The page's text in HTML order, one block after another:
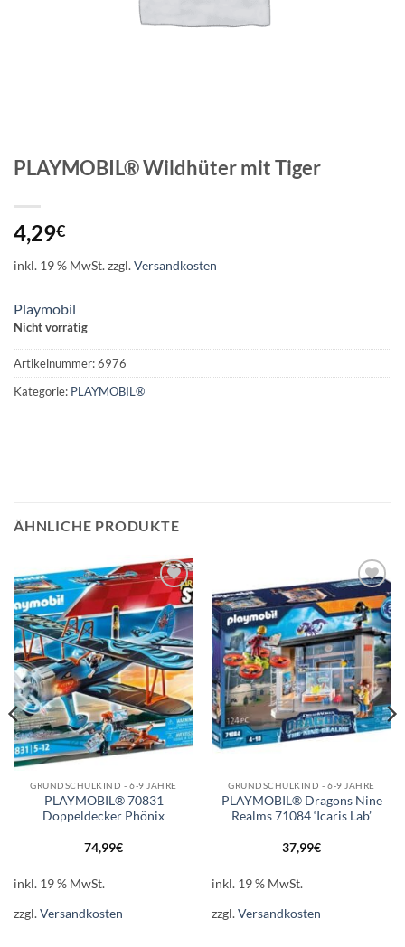
PLAYMOBIL® Wildhüter mit Tiger
4,29€
inkl. 19 % MwSt.zzgl.Versandkosten
Playmobil
Nicht vorrätig
Artikelnummer:6976
Kategorie: PLAYMOBIL®
ÄHNLICHE PRODUKTE
Auf die
Wunschliste
GRUNDSCHULKIND - 6-9 JAHRE
PLAYMOBIL® 70831
Doppeldecker Phönix
74,99€
inkl. 19 % MwSt.
zzgl.Versandkosten
Auf die
Wunschliste
GRUNDSCHULKIND - 6-9 JAHRE
PLAYMOBIL® Dragons Nine
Realms 71084 ‘Icaris Lab’
37,99€
inkl. 19 % MwSt.
zzgl.Versandkosten